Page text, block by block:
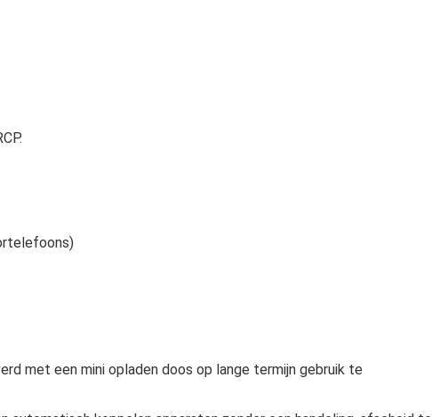
met een mini opladen doos op lange termijn gebruik te